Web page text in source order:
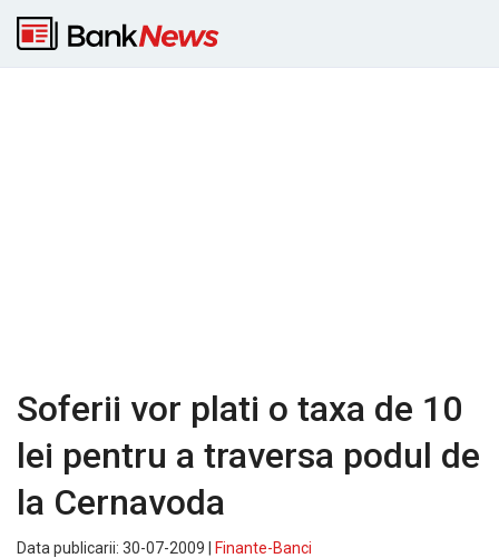
Soferii vor plati o taxa de 10
lei pentru a traversa podul de
la Cernavoda
Data publicarii: 30-07-2009 |
Finante-Banci